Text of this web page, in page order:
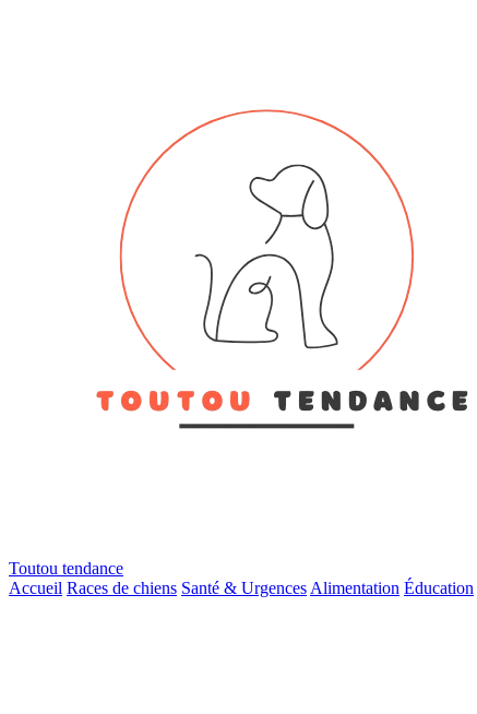
Toutou tendance
Accueil Races de chiens Santé & Urgences Alimentation Éducation